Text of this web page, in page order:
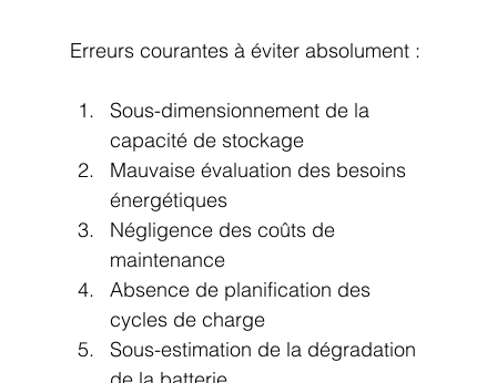
Erreurs courantes à éviter absolument :
Sous-dimensionnement de la
capacité de stockage
Mauvaise évaluation des besoins
énergétiques
Négligence des coûts de
maintenance
Absence de planification des
cycles de charge
Sous-estimation de la dégradation